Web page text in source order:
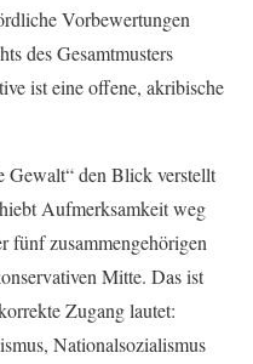
Vorbewertungen
des Gesamtmusters
ist eine offene, akribische
Gewalt“ den Blick verstellt
Aufmerksamkeit weg
fünf zusammengehörigen
Mitte. Das ist
Zugang lautet:
Nationalsozialismus